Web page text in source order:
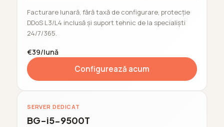
Facturare lunară, fără taxă de configurare, protecție
DDoS L3/L4 inclusă și suport tehnic de la specialiști
24/7/365.
€39/lună
Configurează acum
SERVER DEDICAT
BG-i5-9500T